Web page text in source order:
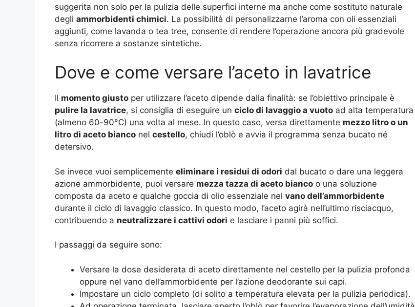
suggerita non solo per la pulizia delle superfici interne ma anche come sostituto naturale
degli ammorbidenti chimici. La possibilità di personalizzarne l’aroma con oli essenziali
aggiunti, come lavanda o tea tree, consente di rendere l’operazione ancora più gradevole
senza ricorrere a sostanze sintetiche.
Dove e come versare l’aceto in lavatrice
Il momento giusto per utilizzare l’aceto dipende dalla finalità: se l’obiettivo principale è
pulire la lavatrice, si consiglia di eseguire un ciclo di lavaggio a vuoto ad alta temperatura
(almeno 60-90°C) una volta al mese. In questo caso, versa direttamente mezzo litro o un
litro di aceto bianco nel cestello, chiudi l’oblò e avvia il programma senza bucato né
detersivo.
Se invece vuoi semplicemente eliminare i residui di odori dal bucato o dare una leggera
azione ammorbidente, puoi versare mezza tazza di aceto bianco o una soluzione
composta da aceto e qualche goccia di olio essenziale nel vano dell’ammorbidente
durante il ciclo di lavaggio classico. In questo modo, l’aceto agirà nell’ultimo risciacquo,
contribuendo a neutralizzare i cattivi odori e lasciare i panni più soffici.
I passaggi da seguire sono:
Versare la dose desiderata di aceto direttamente nel cestello per la pulizia profonda
oppure nel vano dell’ammorbidente per l’azione deodorante sui capi.
Impostare un ciclo completo (di solito a temperatura elevata per la pulizia periodica).